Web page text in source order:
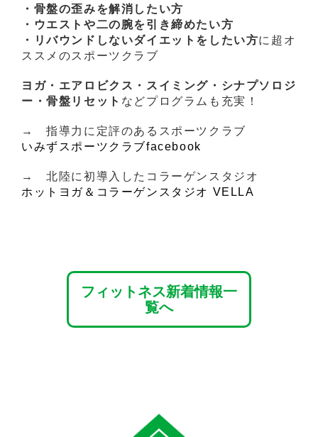
・骨盤の歪みを解消したい方
・ウエストや二の腕を引き締めたい方
・リバウンドしないダイエットをしたい方に超オ
ススメのスポーツクラブ
ヨガ・エアロビクス・スイミング・シナプソロジ
ー・骨盤リセット などプログラムも充実！
→ 指導力に定評のあるスポーツクラブ
いみずスポーツクラブfacebook
→ 北陸に初導入したコラーゲンスタジオ
ホットヨガ＆コラーゲンスタジオ VELLA
フィットネス新着情報一
覧へ